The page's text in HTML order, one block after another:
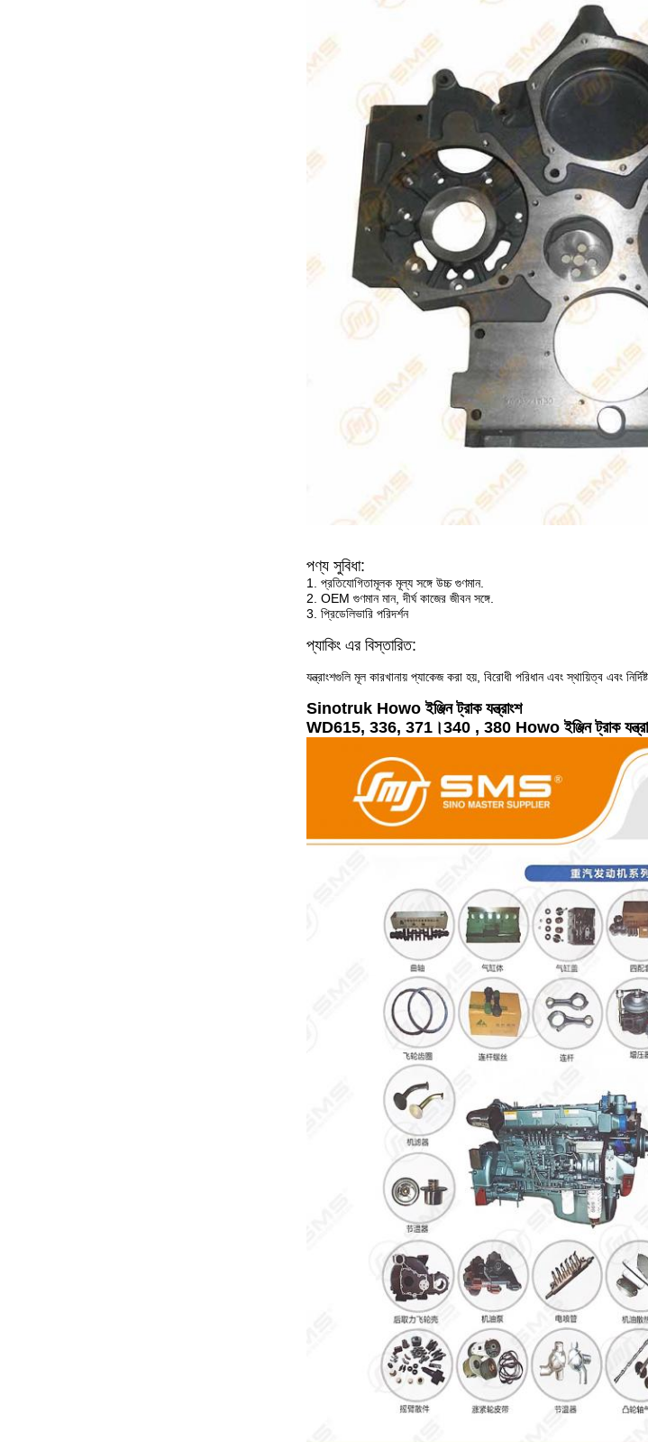
পণ্য সুবিধা:
1. প্রতিযোগিতামূলক মূল্য সঙ্গে উচ্চ গুণমান.
2. OEM গুণমান মান, দীর্ঘ কাজের জীবন সঙ্গে.
3. প্রিডেলিভারি পরিদর্শন
প্যাকিং এর বিস্তারিত:
যন্ত্রাংশগুলি মূল কারখানায় প্যাকেজ করা হয়, বিরোধী পরিধান এবং স্থায়িত্ব এবং
Sinotruk Howo ইঞ্জিন ট্রাক যন্ত্রাংশ
WD615, 336, 371।340 , 380 Howo ইঞ্জিন ট্রাক